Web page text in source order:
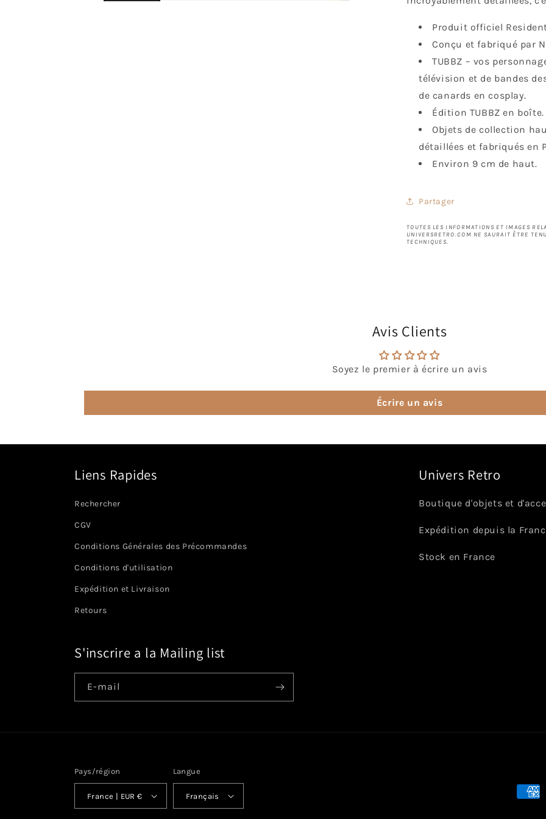
Produit officiel
Conçu et fabriqué par
TUBBZ – vos
télévision et de bandes
de canards en cosplay.
Édition TUBBZ en boîte.
Objets de collection
détaillées et fabriqués en
Environ 9 cm de haut.
Partager
TOUTES LES INFORMATIONS ET IMAGES
UNIVERSRETRO.COM NE SAURAIT ÊTRE
TECHNIQUES.
Avis Clients
Soyez le premier à écrire un avis
Écrire un avis
Liens Rapides
Rechercher
CGV
Conditions Générales des Précommandes
Conditions d'utilisation
Expédition et Livraison
Retours
Univers Retro
Boutique d'objets et
Expédition depuis la
Stock en France
S'inscrire a la Mailing list
E-mail
Pays/région
France | EUR €
Langue
Français